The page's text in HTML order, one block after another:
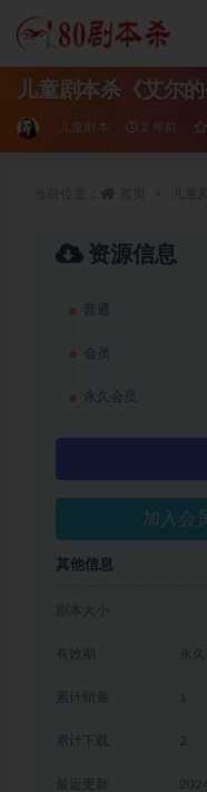
儿童剧本杀《艾尔
儿童剧本 2 年前
资源信息
普通
会员
永久会员
加入会
其他信息
剧本大小
有效期 永
累计销量 1
累计下载 2